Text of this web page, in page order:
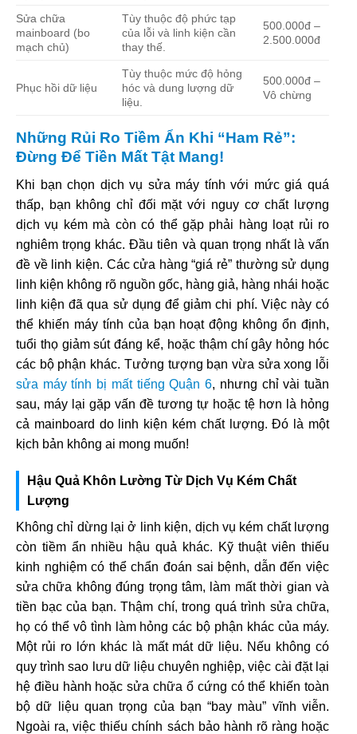
Sửa chữa
mainboard (bo
mạch chủ)
Tùy thuộc độ phức tạp
của lỗi và linh kiện cần
thay thế.
500.000đ –
2.500.000đ
Phục hồi dữ liệu
Tùy thuộc mức độ hỏng
hóc và dung lượng dữ
liệu.
500.000đ –
Vô chừng
Những Rủi Ro Tiềm Ẩn Khi “Ham Rẻ”:
Đừng Để Tiền Mất Tật Mang!
Khi bạn chọn dịch vụ sửa máy tính với mức giá quá
thấp, bạn không chỉ đối mặt với nguy cơ chất lượng
dịch vụ kém mà còn có thể gặp phải hàng loạt rủi ro
nghiêm trọng khác. Đầu tiên và quan trọng nhất là vấn
đề về linh kiện. Các cửa hàng “giá rẻ” thường sử dụng
linh kiện không rõ nguồn gốc, hàng giả, hàng nhái hoặc
linh kiện đã qua sử dụng để giảm chi phí. Việc này có
thể khiến máy tính của bạn hoạt động không ổn định,
tuổi thọ giảm sút đáng kể, hoặc thậm chí gây hỏng hóc
các bộ phận khác. Tưởng tượng bạn vừa sửa xong lỗi
sửa máy tính bị mất tiếng Quận 6, nhưng chỉ vài tuần
sau, máy lại gặp vấn đề tương tự hoặc tệ hơn là hỏng
cả mainboard do linh kiện kém chất lượng. Đó là một
kịch bản không ai mong muốn!
Hậu Quả Khôn Lường Từ Dịch Vụ Kém Chất
Lượng
Không chỉ dừng lại ở linh kiện, dịch vụ kém chất lượng
còn tiềm ẩn nhiều hậu quả khác. Kỹ thuật viên thiếu
kinh nghiệm có thể chẩn đoán sai bệnh, dẫn đến việc
sửa chữa không đúng trọng tâm, làm mất thời gian và
tiền bạc của bạn. Thậm chí, trong quá trình sửa chữa,
họ có thể vô tình làm hỏng các bộ phận khác của máy.
Một rủi ro lớn khác là mất mát dữ liệu. Nếu không có
quy trình sao lưu dữ liệu chuyên nghiệp, việc cài đặt lại
hệ điều hành hoặc sửa chữa ổ cứng có thể khiến toàn
bộ dữ liệu quan trọng của bạn “bay màu” vĩnh viễn.
Ngoài ra, việc thiếu chính sách bảo hành rõ ràng hoặc